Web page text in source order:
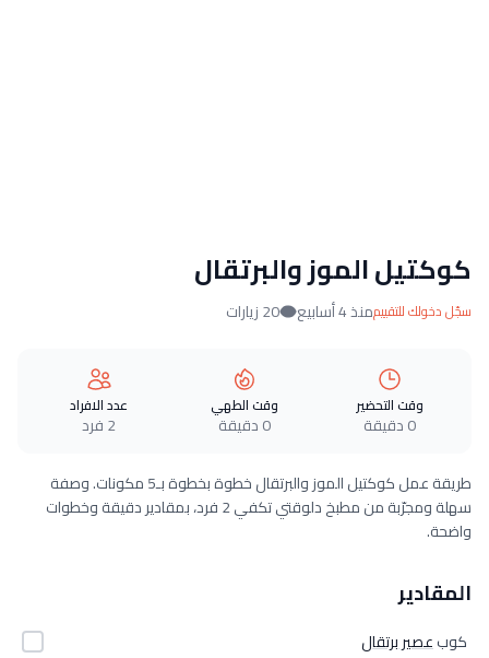
كوكتيل الموز والبرتقال
سجّل دخولك للتقييممنذ 4 أسابيع 20 زيارات
وقت التحضير
0 دقيقة
وقت الطهي
0 دقيقة
عدد الافراد
2 فرد
طريقة عمل كوكتيل الموز والبرتقال خطوة بخطوة بـ5 مكونات. وصفة
سهلة ومجرّبة من مطبخ دلوقتي تكفي 2 فرد، بمقادير دقيقة وخطوات
واضحة.
المقادير
كوبعصير برتقال